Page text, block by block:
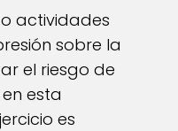
actividades
sobre la
el riesgo de
esta
es